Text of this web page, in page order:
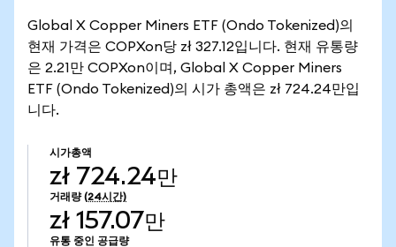
Global X Copper Miners ETF (Ondo Tokenized)의
현재 가격은 COPXon당 zł 327.12입니다. 현재 유통량
은 2.21만 COPXon이며, Global X Copper Miners
ETF (Ondo Tokenized)의 시가 총액은 zł 724.24만입
니다.
시가총액
zł 724.24만
거래량 (24시간)
zł 157.07만
유통 중인 공급량